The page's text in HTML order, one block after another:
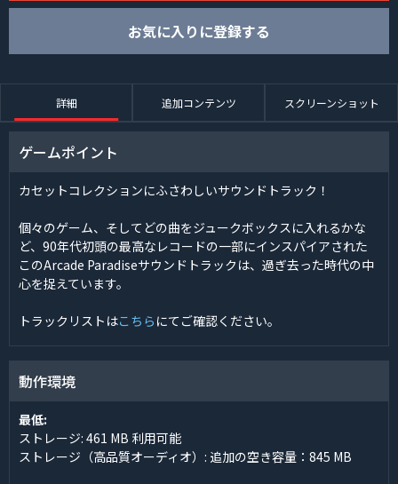
お気に入りに登録する
詳細 追加コンテンツ スクリーンショット
ゲームポイント
カセットコレクションにふさわしいサウンドトラック！
個々のゲーム、そしてどの曲をジュークボックスに入れるかな
ど、90年代初頭の最高なレコードの一部にインスパイアされた
このArcade Paradiseサウンドトラックは、過ぎ去った時代の中
心を捉えています。
トラックリストはこちら にてご確認ください。
動作環境
最低:
ストレージ: 461 MB 利用可能
ストレージ（高品質オーディオ）: 追加の空き容量：845 MB